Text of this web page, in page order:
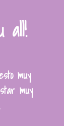
all!
muy
muy